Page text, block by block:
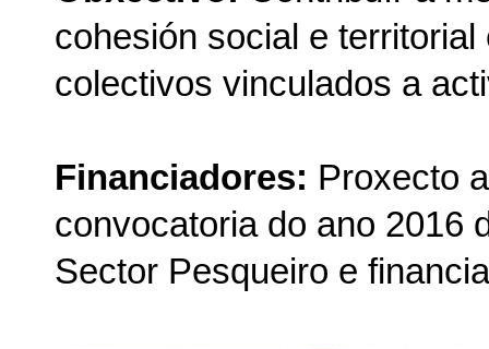
cohesión social e
colectivos vinculados a
Financiadores: Proxecto
convocatoria do ano 2016
Sector Pesqueiro e